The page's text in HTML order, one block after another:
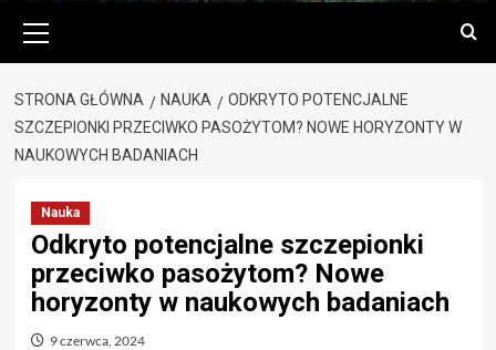
główne
STRONA GŁÓWNA NAUKA
ODKRYTO POTENCJALNE
SZCZEPIONKI PRZECIWKO PASOŻYTOM? NOWE HORYZONTY W
NAUKOWYCH BADANIACH
Nauka
Odkryto potencjalne szczepionki
przeciwko pasożytom? Nowe
horyzonty w naukowych badaniach
9 czerwca, 2024